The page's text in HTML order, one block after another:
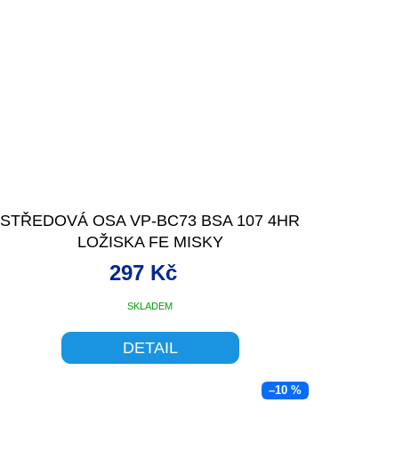
STŘEDOVÁ OSA VP-BC73 BSA 107 4HR
LOŽISKA FE MISKY
SKLADEM
297 Kč
DETAIL
–10 %